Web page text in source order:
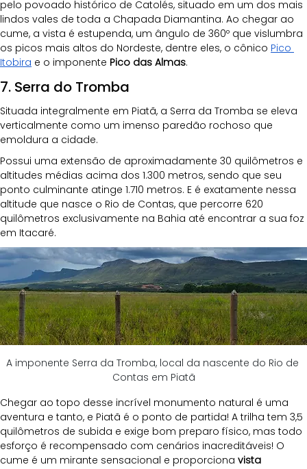
pelo povoado histórico de Catolés, situado em um dos mais
lindos vales de toda a Chapada Diamantina. Ao chegar ao
cume, a vista é estupenda, um ângulo de 360º que vislumbra
os picos mais altos do Nordeste, dentre eles, o cônico Pico
Itobira e o imponente Pico das Almas.
7. Serra do Tromba
Situada integralmente em Piatã, a Serra da Tromba se eleva
verticalmente como um imenso paredão rochoso que
emoldura a cidade.
Possui uma extensão de aproximadamente 30 quilômetros e
altitudes médias acima dos 1.300 metros, sendo que seu
ponto culminante atinge 1.710 metros. E é exatamente nessa
altitude que nasce o Rio de Contas, que percorre 620
quilômetros exclusivamente na Bahia até encontrar a sua foz
em Itacaré.
A imponente Serra da Tromba, local da nascente do Rio de
Contas em Piatã
Chegar ao topo desse incrível monumento natural é uma
aventura e tanto, e Piatã é o ponto de partida! A trilha tem 3,5
quilômetros de subida e exige bom preparo físico, mas todo
esforço é recompensado com cenários inacreditáveis! O
cume é um mirante sensacional e proporciona vista